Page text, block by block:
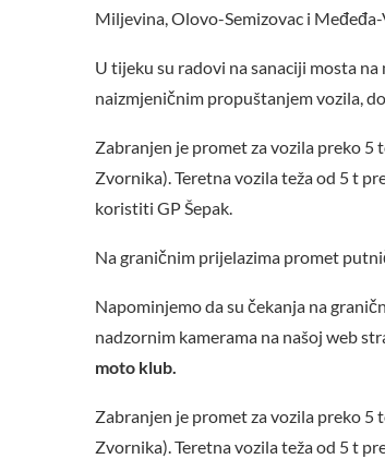
Miljevina, Olovo-Semizovac i
U tijeku su radovi na sanaciji mosta
naizmjeničnim propuštanjem vozila,
Zabranjen je promet za vozila preko 5
Zvornika). Teretna vozila teža od 5 t
koristiti GP Šepak.
Na graničnim prijelazima promet
Napominjemo da su čekanja na
nadzornim kamerama na našoj web
moto klub.
Zabranjen je promet za vozila preko 5
Zvornika). Teretna vozila teža od 5 t